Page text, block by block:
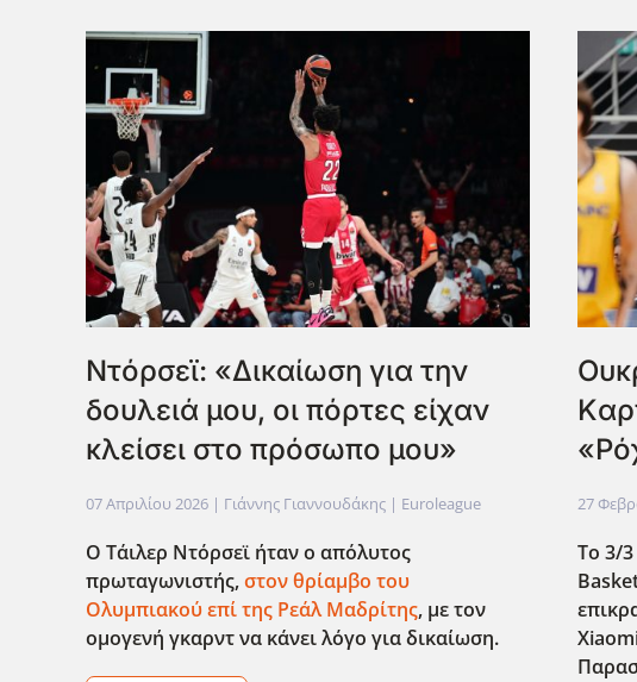
Ντόρσεϊ: «Δικαίωση για την
δουλειά μου, οι πόρτες είχαν
κλείσει στο πρόσωπο μου»
07 Απριλίου 2026 | Γιάννης Γιαννουδάκης | Euroleague
Ο Τάιλερ Ντόρσεϊ ήταν ο απόλυτος
πρωταγωνιστής,στον θρίαμβο του
Ολυμπιακού επί της Ρεάλ Μαδρίτης, με τον
ομογενή γκαρντ να κάνει λόγο για δικαίωση.
27
Το 3/